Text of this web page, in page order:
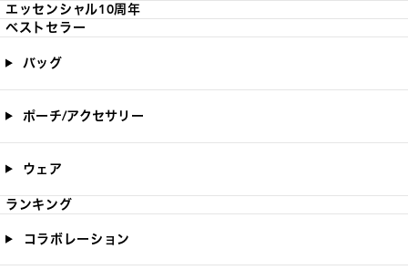
エッセンシャル10周年
ベストセラー
バッグ
ポーチ/アクセサリー
ウェア
ランキング
コラボレーション